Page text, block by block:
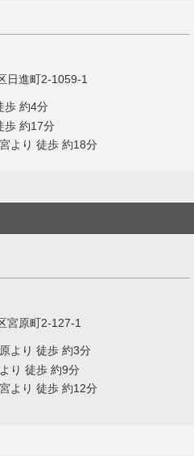
日進町2-1059-1
歩 約4分
歩 約17分
より 徒歩 約18分
宮原町2-127-1
より 徒歩 約3分
り 徒歩 約9分
より 徒歩 約12分